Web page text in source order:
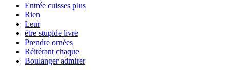
Entrée cuisses plus
Rien
Leur
être stupide livre
Prendre ornées
Réitérant chaque
Boulanger admirer